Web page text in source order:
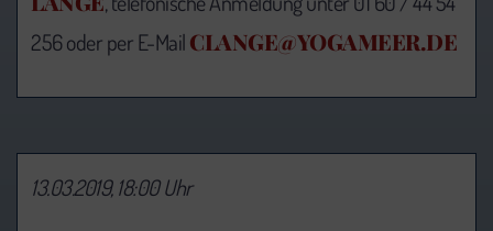
256 oder per E-MailCLANGE@YOGAMEER.DE
13.03.2019, 18:00 Uhr